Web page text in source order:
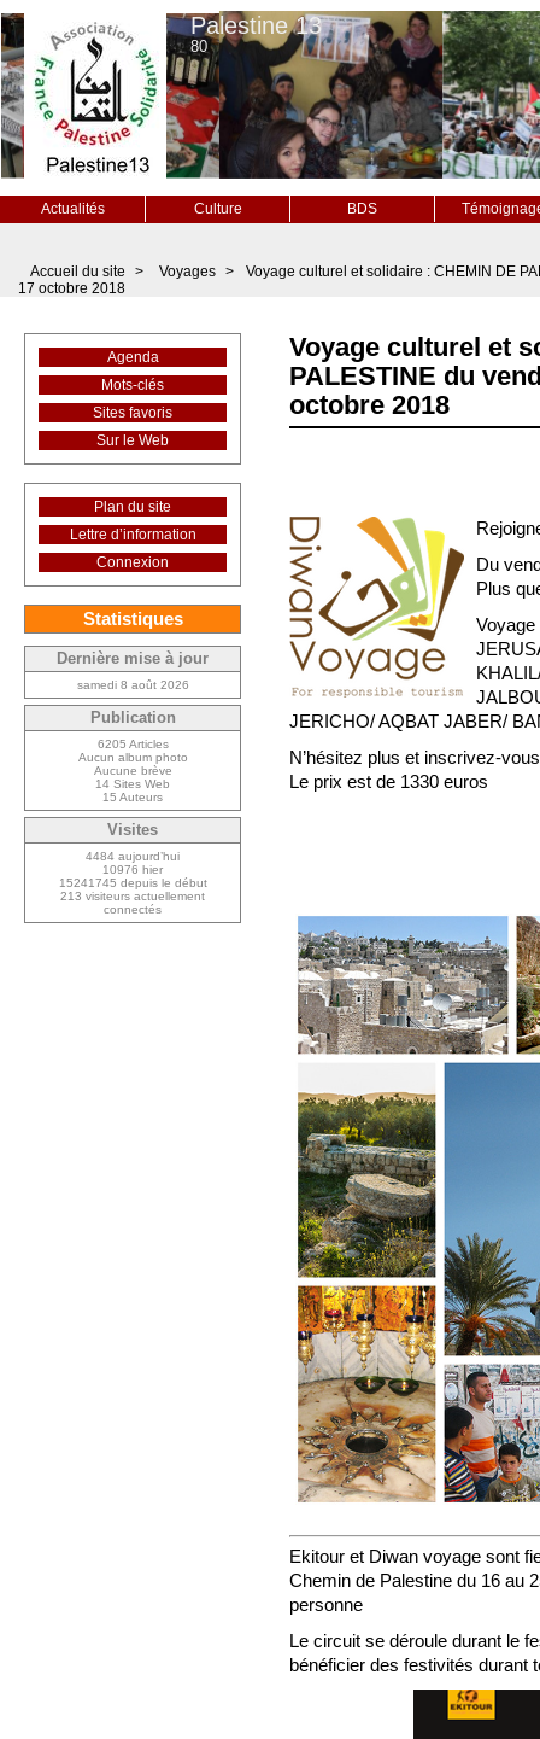
Palestine 13
80
Actualités Culture BDS
Accueil du site > Voyages >
Voyage culturel et solidaire : CHEMIN DE
17 octobre 2018
Voyage culturel et
PALESTINE du
octobre 2018
Du
Plus
Voyage
JERICHO/ AQBAT JABER/
N’hésitez plus et inscrivez-
Le prix est de 1330 euros
Ekitour et Diwan voyage sont
Chemin de Palestine du 16 au
personne
Le circuit se déroule durant le
bénéficier des festivités durant
Agenda
Mots-clés
Sites favoris
Sur le Web
Plan du site
Lettre d’information
Connexion
Statistiques
Dernière mise à jour
samedi 8 août 2026
Publication
6205 Articles
Aucun album photo
Aucune brève
14 Sites Web
15 Auteurs
Visites
4484 aujourd’hui
10976 hier
15241745 depuis le début
213 visiteurs actuellement
connectés